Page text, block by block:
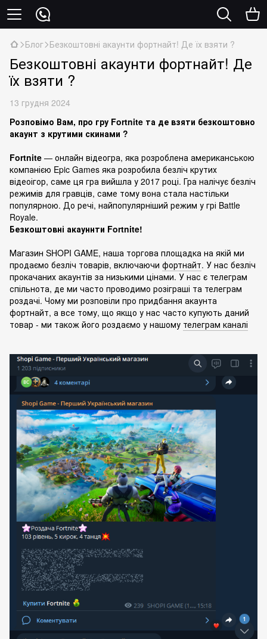
Блог Безкоштовні акаунти фортнайт! Де їх взяти ?
Безкоштовні акаунти фортнайт! Де
їх взяти ?
13 грудня 2024
Розповімо Вам, про гру Fortnite та де взяти безкоштовно
акаунт з крутими скинами ?
Fortnite — онлайн відеогра, яка розроблена американською
компанією Epic Games яка розробила безліч крутих
відеоігор, саме ця гра вийшла у 2017 році. Гра налічує безліч
режимів для гравців, саме тому вона стала настільки
популярною. До речі, найпопулярніший режим у грі Battle
Royale.
Безкоштовні акауннти Fortnite!
Магазин SHOPI GAME, наша торгова площадка на якій ми
продаємо безліч товарів, включаючи фортнайт. У нас безліч
прокачаних акаунтів за низькими цінами. У нас є телеграм
спільнота, де ми часто проводимо розіграші та телеграм
роздачі. Чому ми розповіли про придбання акаунта
фортнайт, а все тому, що якщо у нас часто купують даний
товар - ми також його роздаємо у нашому телеграм каналі